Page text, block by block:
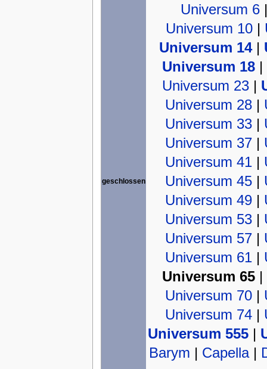
geschlossen
Universum 6
Universum 10|
Universum 14|
Universum 18|
Universum 23|
Universum 28|
Universum 33|
Universum 37|
Universum 41|
Universum 45|
Universum 49|
Universum 53|
Universum 57|
Universum 61|
Universum 65|
Universum 70|
Universum 74|
Universum 555 |
Barym | Capella|